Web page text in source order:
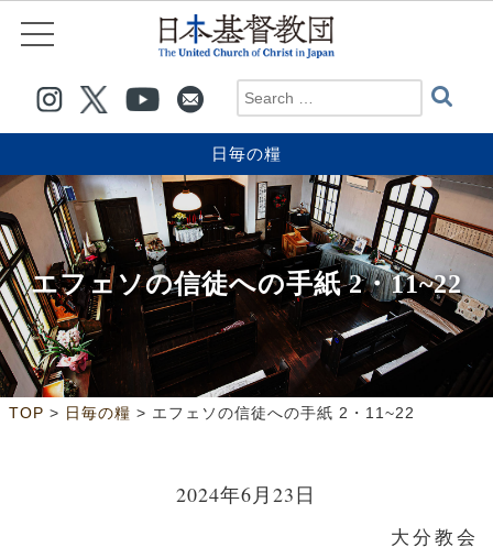
日毎の糧
エフェソの信徒への手紙 2・11~22
TOP > 日毎の糧 > エフェソの信徒への手紙 2・11~22
2024年6月23日
大分教会